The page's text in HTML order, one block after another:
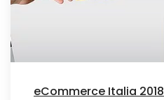
eCommerce Italia 2018